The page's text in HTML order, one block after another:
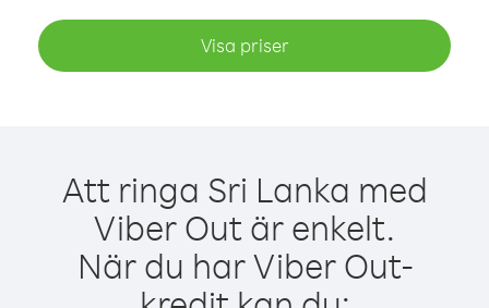
Visa priser
Att ringa Sri Lanka med
Viber Out är enkelt.
När du har Viber Out-